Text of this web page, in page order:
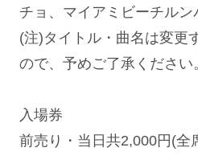
チョ、マイアミビーチルン
(注)タイトル・曲名は変更
ので、予めご了承ください
入場券
前売り・当日共2,000円(全